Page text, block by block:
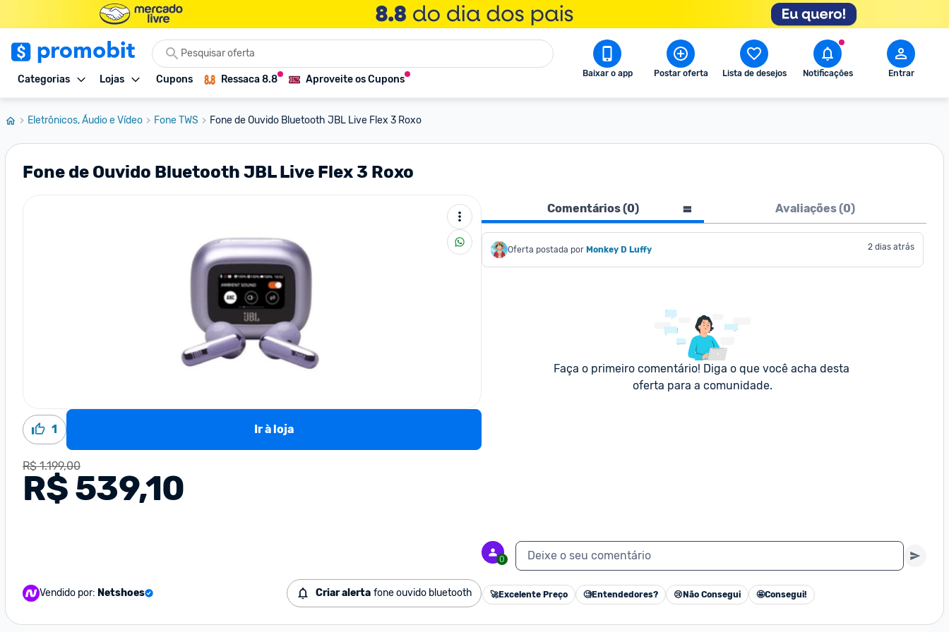
Categorias Lojas Cupons Ressaca 8.8 Aproveite os Cupons Baixar o app Postar oferta Lista de desejos Notificações Entrar
Eletrônicos, Áudio e Vídeo Fone TWS Fone de Ouvido Bluetooth JBL Live Flex 3 Roxo
Fone de Ouvido Bluetooth JBL Live Flex 3 Roxo
1 Ir à loja
R$ 1.199,00
R$ 539,10
Vendido por: Netshoes Criar alerta fone ouvido bluetooth
Comentários (0) Avaliações (0)
Oferta postada por Monkey D Luffy 2 dias atrás
Faça o primeiro comentário! Diga o que você acha desta
oferta para a comunidade.
0 Deixe o seu comentário
🚀Excelente Preço 🧐Entendedores? 😢 Não Consegui 🤩Consegui!